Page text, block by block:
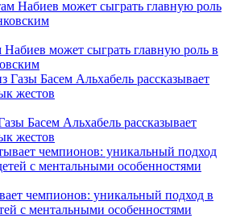
может сыграть главную роль в
Басем Альхабель рассказывает
жестов
чемпионов: уникальный подход в
с ментальными особенностями